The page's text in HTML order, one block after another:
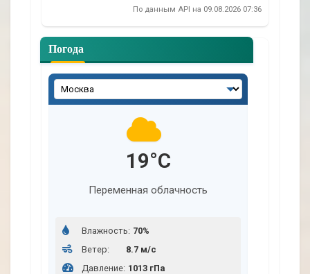
По данным API на 09.08.2026 07:36
Погода
ы
19°C
Переменная облачность
Влажность: 70%
Ветер:
8.7 м/с
Давление: 1013 гПа